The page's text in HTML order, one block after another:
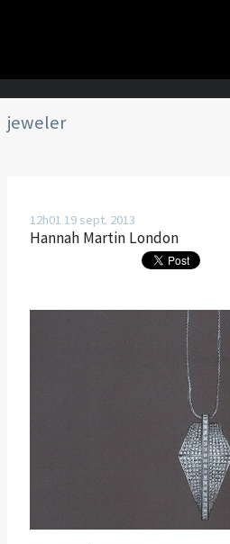
jeweler
12h01 19 sept. 2013
Hannah Martin London